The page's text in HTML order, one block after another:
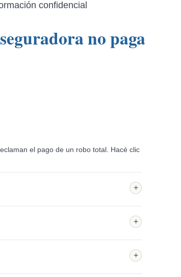
confidencial
no paga
el pago de un robo total. Hacé clic
+
+
+